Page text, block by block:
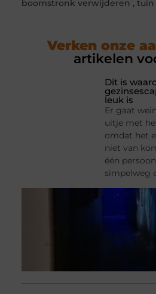
boomstronk verwijderen , tuin
Verken onze
artikelen
Dit is
leuk is
Er gaat
uitje met
omdat het
niet van
één
simpelweg